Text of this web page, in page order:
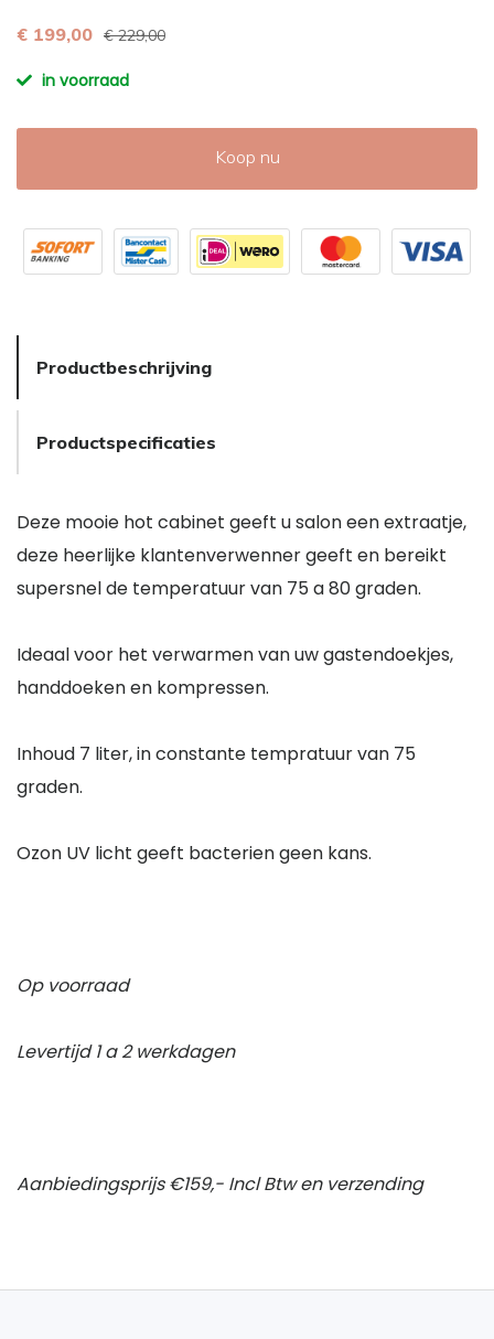
€ 199,00 € 229,00
in voorraad
Koop nu
Productbeschrijving
Productspecificaties
Deze mooie hot cabinet geeft u salon een extraatje,
deze heerlijke klantenverwenner geeft en bereikt
supersnel de temperatuur van 75 a 80 graden.
Ideaal voor het verwarmen van uw gastendoekjes,
handdoeken en kompressen.
Inhoud 7 liter, in constante tempratuur van 75
graden.
Ozon UV licht geeft bacterien geen kans.
Op voorraad
Levertijd 1 a 2 werkdagen
Aanbiedingsprijs €159,- Incl Btw en verzending